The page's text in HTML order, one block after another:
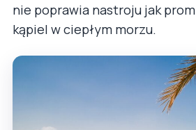
nie poprawia nastroju jak
kąpiel w ciepłym morzu.